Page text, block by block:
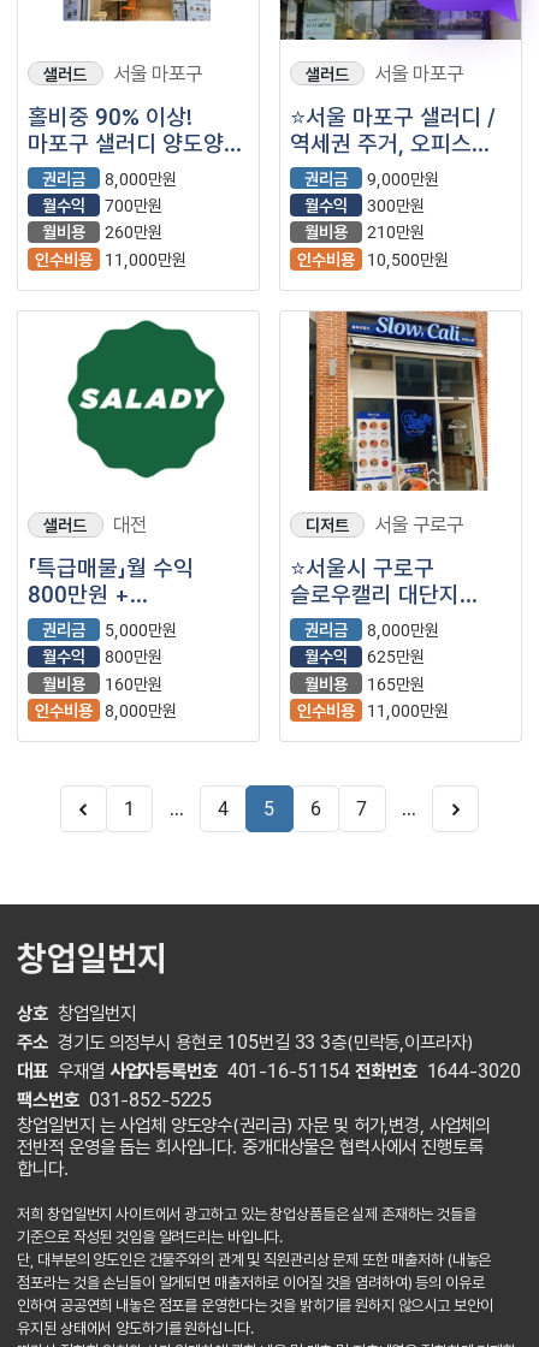
샐러드 서울 마포구
홀비중 90% 이상!
마포구 샐러디 양도양수
매물입니다. (샐러드/
프랜차이즈/포케)
권리금
8,000만원
월수익
700만원
월비용
260만원
인수비용
11,000만원
샐러드 서울 마포구
⭐서울 마포구 샐러디 /
역세권 주거, 오피스
상권에서 풀오토로
안정적인 수익율이
나오는 매장입니다.
권리금
9,000만원
월수익
300만원
월비용
210만원
인수비용
10,500만원
샐러드 대전
「특급매물」월 수익
800만원 +
@【샐러디】
권리금
5,000만원
월수익
800만원
월비용
160만원
인수비용 8,000만원
디저트 서울 구로구
⭐서울시 구로구
슬로우캘리 대단지
아파트를 끼고 대로변,
역세권에서 안정적인
매출이 나오는
매장입니다.
권리금
8,000만원
월수익
625만원
월비용
165만원
인수비용
11,000만원
1 ... 4 5 6 7 ...
창업일번지
상호 창업일번지
주소 경기도 의정부시 용현로 105번길 33 3층(민락동,이프라자)
대표 우재열 사업자등록번호 401-16-51154 전화번호 1644-3020
팩스번호 031-852-5225
창업일번지 는 사업체 양도양수(권리금) 자문 및 허가,변경, 사업체의
전반적 운영을 돕는 회사입니다. 중개대상물은 협력사에서 진행토록
합니다.
저희 창업일번지 사이트에서 광고하고 있는 창업상품들은 실제 존재하는 것들을
기준으로 작성된 것임을 알려드리는 바입니다.
단, 대부분의 양도인은 건물주와의 관계 및 직원관리상 문제 또한 매출저하 (내놓은
점포라는 것을 손님들이 알게되면 매출저하로 이어질 것을 염려하여) 등의 이유로
인하여 공공연희 내놓은 점포를 운영한다는 것을 밝히기를 원하지 않으시고 보안이
유지된 상태에서 양도하기를 원하십니다.